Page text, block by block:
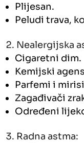
Plijesan.
Peludi trava,
Nealergijska
Cigaretni dim.
Kemijski
Parfemi i
Zagađivači
Određeni
Radna astma: